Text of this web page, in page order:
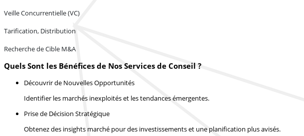
Veille Concurrentielle (VC)
Tarification, Distribution
Recherche de Cible M&A
Quels Sont les Bénéfices de Nos Services de Conseil ?
Découvrir de Nouvelles Opportunités
Identifier les marchés inexploités et les tendances émergentes.
Prise de Décision Stratégique
Obtenez des insights marché pour des investissements et une planification plus avisés.